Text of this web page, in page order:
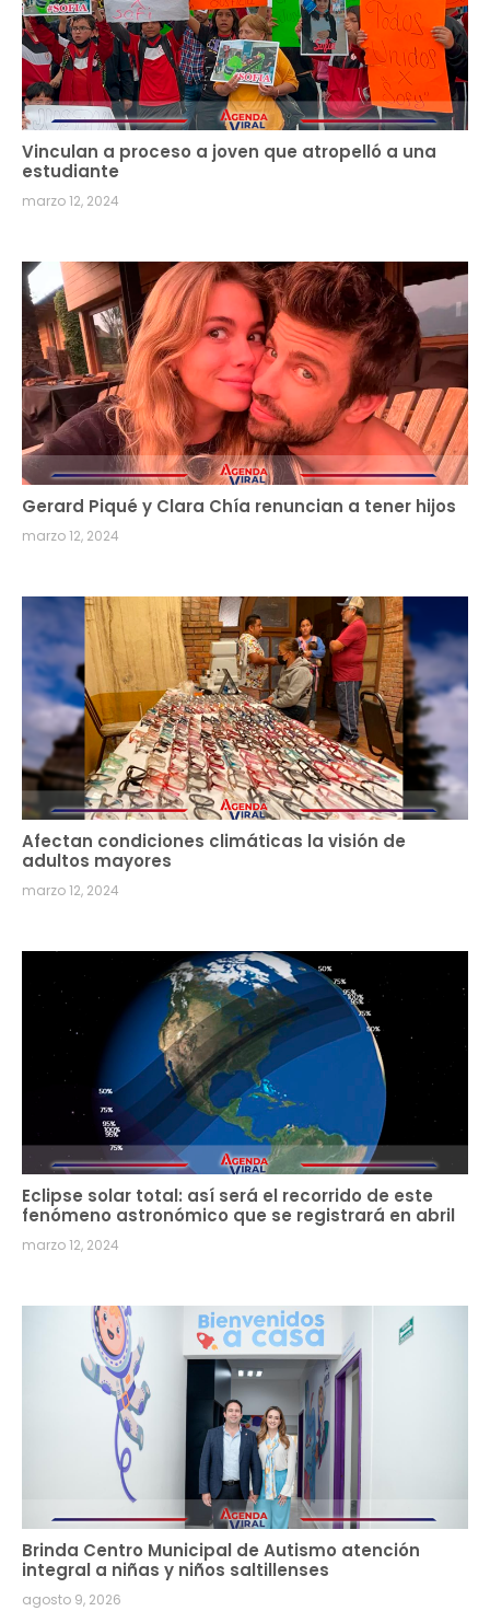
Vinculan a proceso a joven que atropelló a una
estudiante
marzo 12, 2024
Gerard Piqué y Clara Chía renuncian a tener hijos
marzo 12, 2024
Afectan condiciones climáticas la visión de
adultos mayores
marzo 12, 2024
Eclipse solar total: así será el recorrido de este
fenómeno astronómico que se registrará en abril
marzo 12, 2024
Brinda Centro Municipal de Autismo atención
integral a niñas y niños saltillenses
agosto 9, 2026